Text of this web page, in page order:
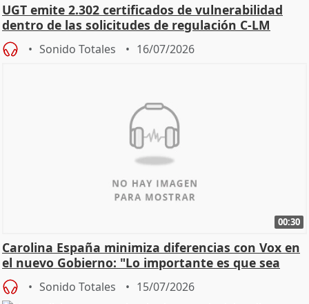
UGT emite 2.302 certificados de vulnerabilidad
dentro de las solicitudes de regulación C-LM
Sonido Totales 16/07/2026
00:30
Carolina España minimiza diferencias con Vox en
el nuevo Gobierno: "Lo importante es que sea
una leg
Sonido Totales 15/07/2026